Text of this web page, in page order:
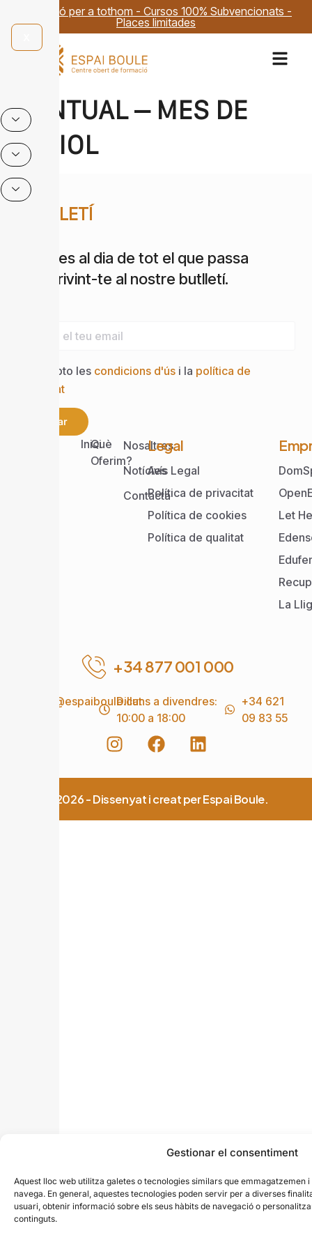
Gestionar el consentiment
Aquest lloc web utilitza galetes o tecnologies similars que emmagatzemen
navega. En general, aquestes tecnologies poden servir per a diverses
usuari, obtenir informació sobre els seus hàbits de navegació o
continguts.
Formació per a tothom - Cursos 100% Subvencionats -
Places limitades
PUNTUAL – MES DE
JULIOL
BUTLLETÍ
Estigues al dia de tot el que passa
subscrivint-te al nostre butlletí.
Accepto les condicions d'ús i la política de
privacitat
Enviar
IniciQuè
Oferim?
Nosaltres
Notícies
Contacta
Legal
Avís Legal
Política de privacitat
Política de cookies
Política de qualitat
Let
La
+34 877 001 000
info@espaiboule.catDilluns a divendres:
10:00 a 18:00
+34 621
09 83 55
© 2026 - Dissenyat i creat per Espai Boule.